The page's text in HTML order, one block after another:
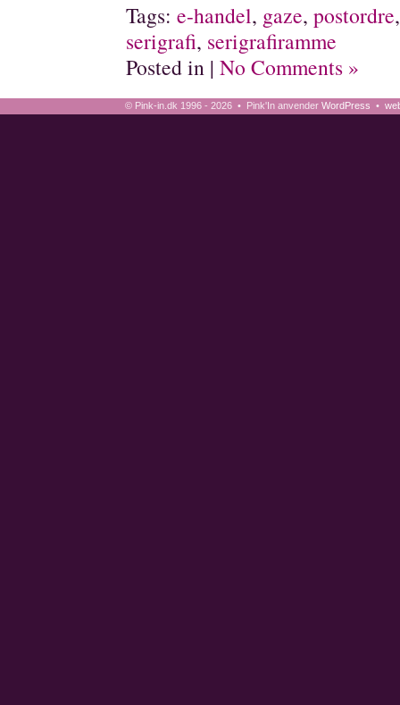
Tags: e-handel, gaze, postordre
serigrafi, serigrafiramme
Posted in | No Comments »
© Pink-in.dk 1996 - 2026 • Pink'In anvender WordPress •